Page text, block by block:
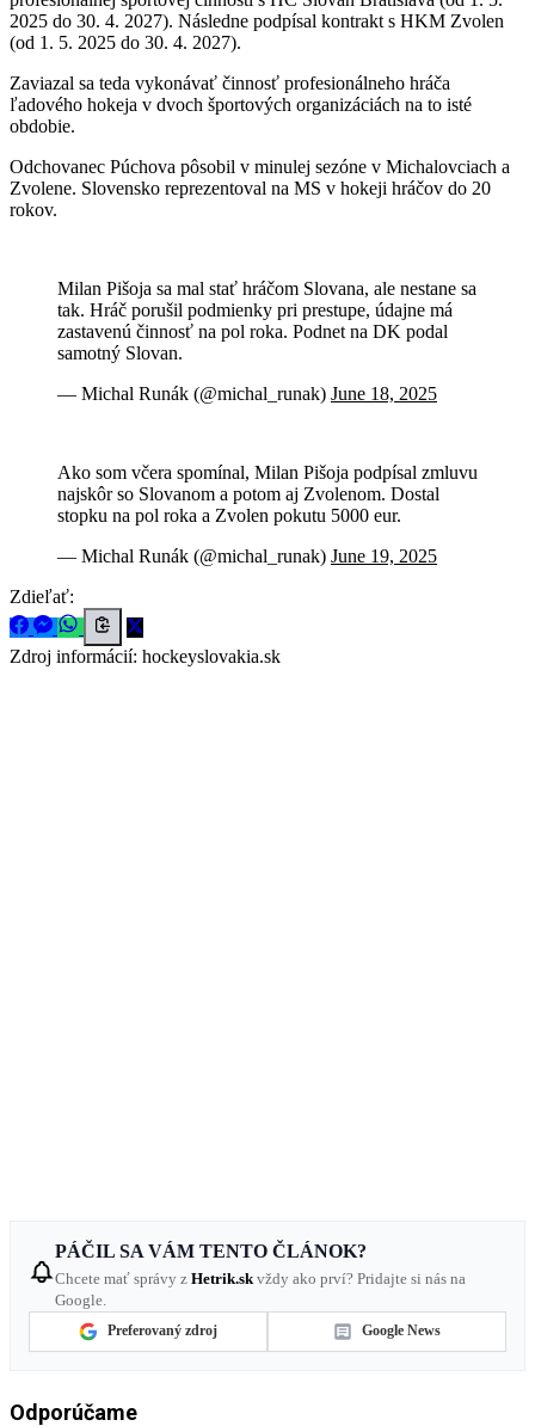
2025 do 30. 4. 2027). Následne podpísal kontrakt s HKM Zvolen
(od 1. 5. 2025 do 30. 4. 2027).
Zaviazal sa teda vykonávať činnosť profesionálneho hráča
ľadového hokeja v dvoch športových organizáciách na to isté
obdobie.
Odchovanec Púchova pôsobil v minulej sezóne v Michalovciach a
Zvolene. Slovensko reprezentoval na MS v hokeji hráčov do 20
rokov.
Milan Pišoja sa mal stať hráčom Slovana, ale nestane sa
tak. Hráč porušil podmienky pri prestupe, údajne má
zastavenú činnosť na pol roka. Podnet na DK podal
samotný Slovan.
— Michal Runák (@michal_runak) June 18, 2025
Ako som včera spomínal, Milan Pišoja podpísal zmluvu
najskôr so Slovanom a potom aj Zvolenom. Dostal
stopku na pol roka a Zvolen pokutu 5000 eur.
— Michal Runák (@michal_runak) June 19, 2025
Zdieľať:
Zdroj informácií: hockeyslovakia.sk
PÁČIL SA VÁM TENTO ČLÁNOK?
Chcete mať správy z Hetrik.sk vždy ako prví? Pridajte si nás na
Google.
Preferovaný zdroj Google News
Odporúčame